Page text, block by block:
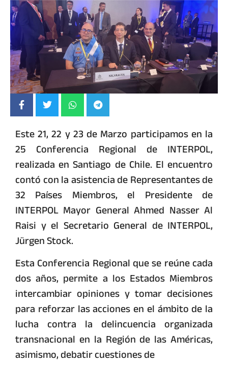
Este 21, 22 y 23 de Marzo participamos en la
25 Conferencia Regional de INTERPOL,
realizada enSantiago de Chile. El encuentro
contó con la asistencia de Representantes de
32 Países Miembros, el Presidente de
INTERPOL Mayor General Ahmed Nasser Al
Raisi y el Secretario General de INTERPOL,
Jürgen Stock.
Esta Conferencia Regional que se reúne cada
dos años, permite a los Estados Miembros
intercambiar opiniones y tomar decisiones
para reforzar las acciones en el ámbito de la
lucha contra la delincuencia organizada
transnacional en la Región de las Américas,
asimismo, debatir cuestiones de